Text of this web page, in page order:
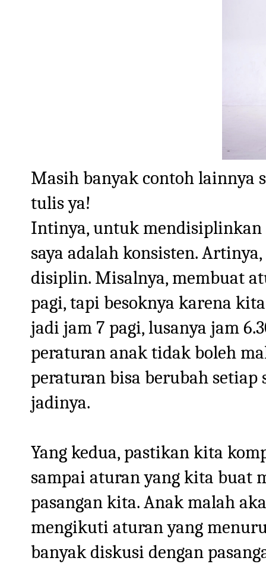
Masih banyak contoh lainnya
tulis ya!
Intinya, untuk mendisiplinkan
saya adalah konsisten.
disiplin. Misalnya, membuat
pagi, tapi besoknya karena
jadi jam 7 pagi, lusanya jam
peraturan anak tidak boleh
peraturan bisa berubah
jadinya.
Yang kedua, pastikan kita
sampai aturan yang kita buat
pasangan kita. Anak malah
mengikuti aturan yang
banyak diskusi dengan